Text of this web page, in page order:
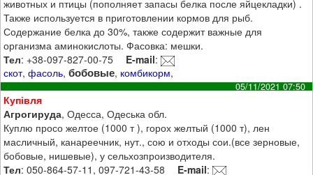
животных и птицы (пополняет запасы белка после яйцекладки) .
Также используется в приготовлении кормов для рыб.
Содержание белка до 30%, также содержит важные для
организма аминокислоты. Фасовка: мешки.
Тел: +38-097-827-00-75 E-mail:
скот,фасоль,бобовые, комбикорм,
05/11/2021 07:50
Купівля
Агрогируда, Одесса, Одеська обл.
Куплю просо желтое (1000 т ), горох желтый (1000 т), лен
масличный, канареечник, нут., сою и отходы сои.(все зерновые,
бобовые, нишевые), у сельхозпроизводителя.
Тел: 050-864-57-11, 097-721-43-58 E-mail: